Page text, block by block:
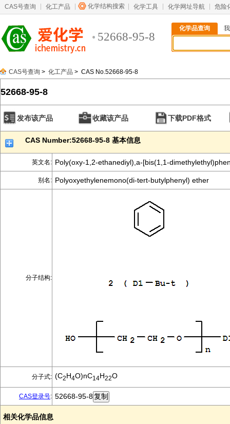
CAS号查询 化工产品 化学结构搜索 化学工具 化学网址导航 危险
52668-95-8
化学品查询
CAS号查询 > 化工产品 > CAS No.52668-95-8
52668-95-8
发布该产品 收藏该产品 下载PDF格式
CAS Number:52668-95-8 基本信息
英文名: Poly(oxy-1,2-ethanediyl),a-[bis(1,1-
别名: Polyoxyethylenemono(di-tert-butylphenyl) ether
分子结构:
分子式: (C2H4O)nC14H22O
CAS登录号: 52668-95-8
相关化学品信息